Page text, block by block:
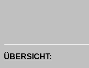
ÜBERSICHT: